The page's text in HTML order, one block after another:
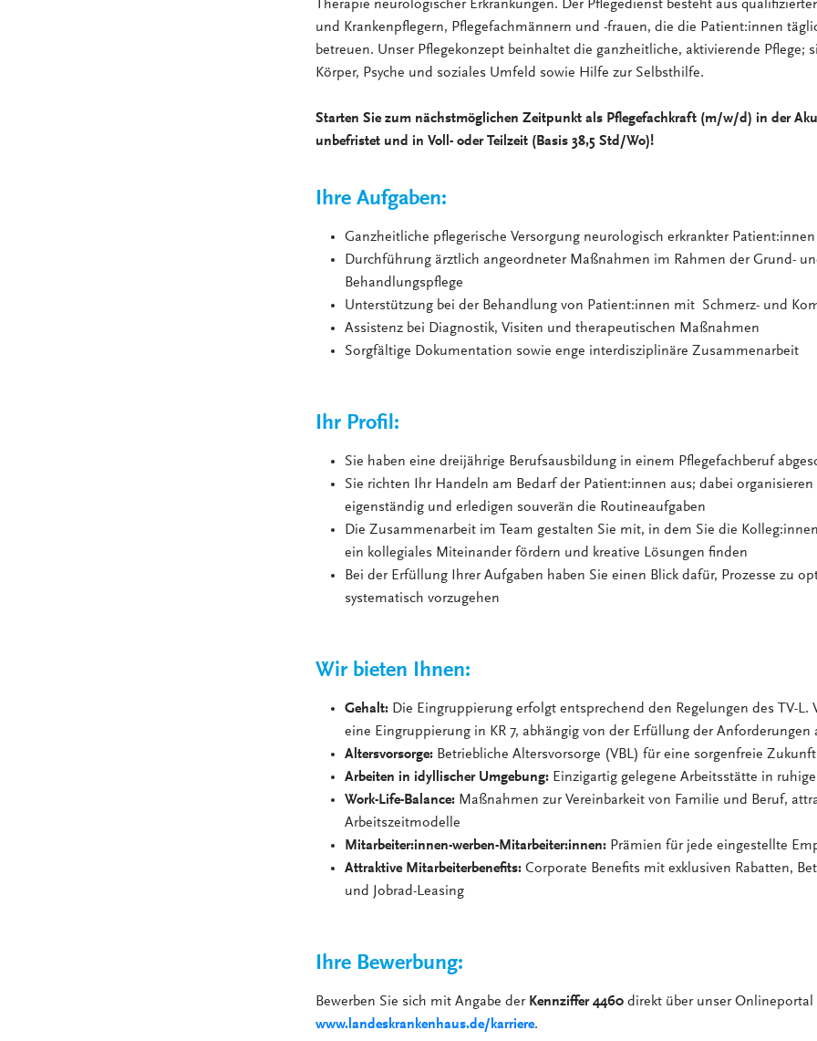
Therapie neurologischer Erkrankungen. Der Pflegedienst besteht aus
und Krankenpflegern, Pflegefachmännern und -frauen, die die Patient:innen
betreuen. Unser Pflegekonzept beinhaltet die ganzheitliche, aktivierende Pflege;
Körper, Psyche und soziales Umfeld sowie Hilfe zur Selbsthilfe.
Starten Sie zum nächstmöglichen Zeitpunkt als Pflegefachkraft (m/w/d) in der
unbefristet und in Voll- oder Teilzeit (Basis 38,5 Std/Wo)!
Ihre Aufgaben:
Ganzheitliche pflegerische Versorgung neurologisch erkrankter Patient:innen
Durchführung ärztlich angeordneter Maßnahmen im Rahmen der Grund-
Behandlungspflege
Unterstützung bei der Behandlung von Patient:innen mit Schmerz- und
Assistenz bei Diagnostik, Visiten und therapeutischen Maßnahmen
Sorgfältige Dokumentation sowie enge interdisziplinäre Zusammenarbeit
Ihr Profil:
Sie haben eine dreijährige Berufsausbildung in einem Pflegefachberuf
Sie richten Ihr Handeln am Bedarf der Patient:innen aus; dabei organisieren
eigenständig und erledigen souverän die Routineaufgaben
Die Zusammenarbeit im Team gestalten Sie mit, in dem Sie die
ein kollegiales Miteinander fördern und kreative Lösungen finden
Bei der Erfüllung Ihrer Aufgaben haben Sie einen Blick dafür, Prozesse zu
systematisch vorzugehen
Wir bieten Ihnen:
Gehalt: Die Eingruppierung erfolgt entsprechend den Regelungen des TV-L.
eine Eingruppierung in KR 7, abhängig von der Erfüllung der Anforderungen
Altersvorsorge: Betriebliche Altersvorsorge (VBL) für eine sorgenfreie Zukunft
Arbeiten in idyllischer Umgebung: Einzigartig gelegene Arbeitsstätte in
Work-Life-Balance: Maßnahmen zur Vereinbarkeit von Familie und Beruf,
Arbeitszeitmodelle
Mitarbeiter:innen-werben-Mitarbeiter:innen: Prämien für jede eingestellte
Attraktive Mitarbeiterbenefits: Corporate Benefits mit exklusiven Rabatten,
und Jobrad-Leasing
Ihre Bewerbung:
Bewerben Sie sich mit Angabe der Kennziffer 4460 direkt über unser Onlineportal
www.landeskrankenhaus.de/karriere.